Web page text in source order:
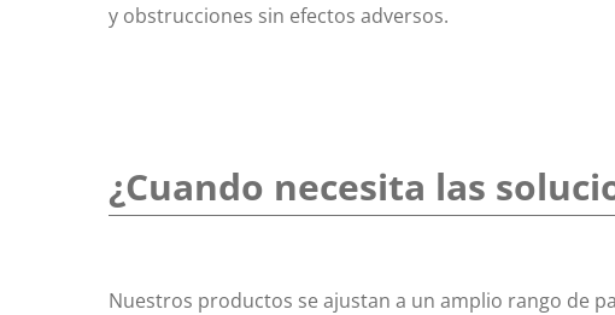
y obstrucciones sin efectos adversos.
¿Cuando necesita las
Nuestros productos se ajustan a un amplio rango de